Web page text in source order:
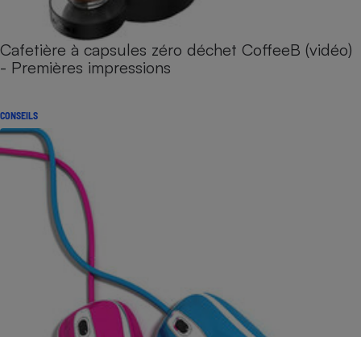
Cafetière à capsules zéro déchet CoffeeB (vidéo)
- Premières impressions
CONSEILS